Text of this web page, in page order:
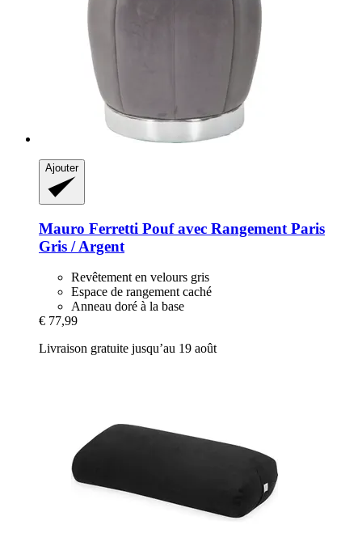
Ajouter
Mauro Ferretti Pouf avec Rangement Paris
Gris / Argent
Revêtement en velours gris
Espace de rangement caché
Anneau doré à la base
€ 77,99
Livraison gratuite jusqu’au 19 août